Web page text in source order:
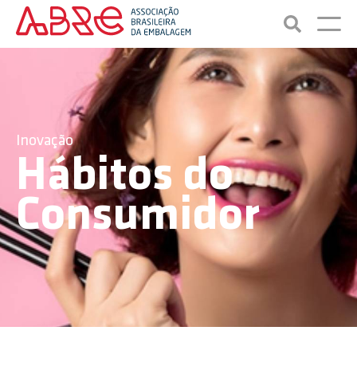
Inovação
Hábitos do
Consumidor